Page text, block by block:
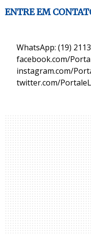
ENTRE EM
WhatsApp: (19)
facebook.com/
instagram.com/
twitter.com/